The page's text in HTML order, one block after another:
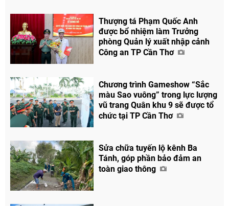
Thượng tá Phạm Quốc Anh
được bổ nhiệm làm Trưởng
phòng Quản lý xuất nhập cảnh
Công an TP Cần Thơ
Chương trình Gameshow “Sắc
màu Sao vuông” trong lực lượng
vũ trang Quân khu 9 sẽ được tổ
chức tại TP Cần Thơ
Sửa chữa tuyến lộ kênh Ba
Tánh, góp phần bảo đảm an
toàn giao thông